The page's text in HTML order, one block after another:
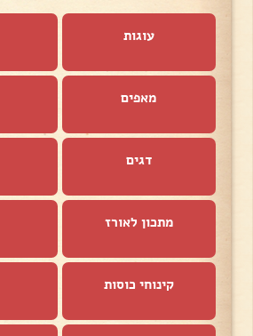
עוגות
מאפים
דגים
מתכון לאורז
קינוחי כוסות